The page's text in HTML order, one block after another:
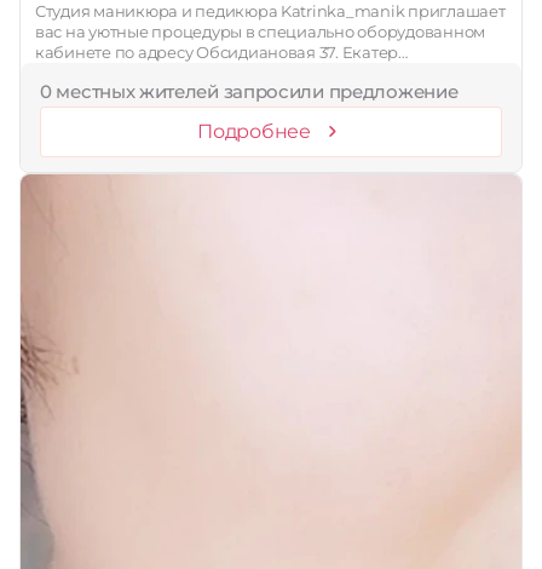
Студия маникюра и педикюра Katrinka_manik приглашает
вас на уютные процедуры в специально оборудованном
кабинете по адресу Обсидиановая 37. Екатер…
0 местных жителей запросили предложение
Подробнее